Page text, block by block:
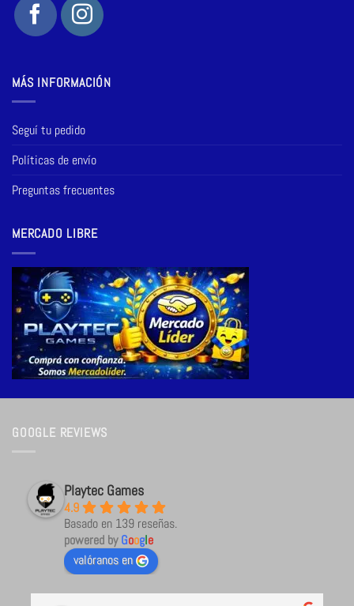
MÁS INFORMACIÓN
Seguí tu pedido
Políticas de envío
Preguntas frecuentes
MERCADO LIBRE
GOOGLE REVIEWS
Playtec Games
4.9
Basado en 139 reseñas.
powered byGoogle
valóranos en